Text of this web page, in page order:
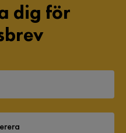
dig för